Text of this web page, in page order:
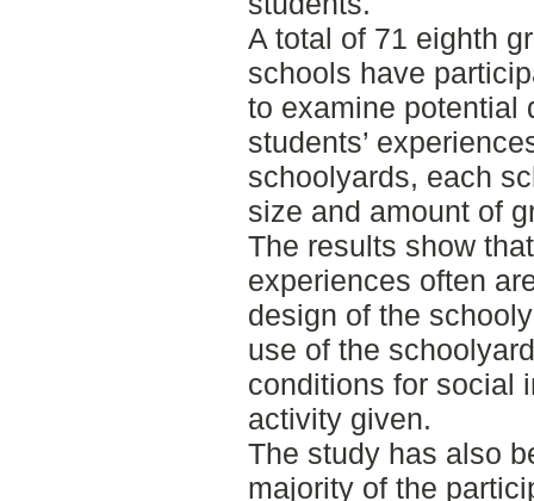
A total of 71 eighth
schools have
to examine potential
students’
schoolyards, each
size and amount of
The results show
experiences often
design of the
use of the
conditions for social
activity given.
The study has also
majority of the